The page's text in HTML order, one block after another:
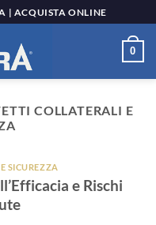
| ACQUISTA ONLINE
0
COLLATERALI E
SICUREZZA
e Rischi